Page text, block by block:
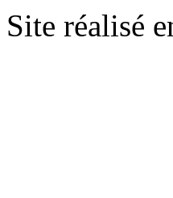
Site réalisé